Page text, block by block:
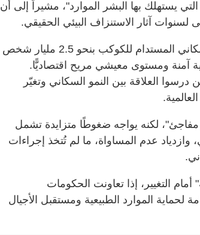
يستهلك بها البشر الموارد"، مشيراً إلى أن
لسنوات آثار الاستنزاف البيئي الحقيقي.
وأضاف برادشو أن الدراسة تقدّر العدد السكاني المستدام للكوكب بنحو 2.5 مليار شخص
آمنة ومستوى معيشي مريح اقتصاديًّا.
العلاقة بين النمو السكاني وتغيّر
مفاجئ"، لكنه يواجه ضغوطًا متزايدة تشمل
وازدياد عدم المساواة، ما لم تُتخذ إجراءات
التغيير، إذا تعاونت الحكومات
الموارد الطبيعية ومستقبل الأجيال